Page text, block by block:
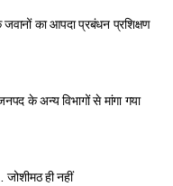
का आपदा प्रबंधन प्रशिक्षण
के अन्य विभागों से मांगा गया
जोशीमठ ही नहीं